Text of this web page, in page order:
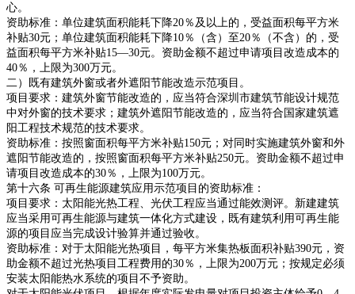
心。
资助标准：单位建筑面积能耗下降20％及以上的，受益面积每平方米
补贴30元；单位建筑面积能耗下降10％（含）至20％（不含）的，受
益面积每平方米补贴15—30元。资助金额不超过申请项目改造成本的
40％，上限为300万元。
二）既有建筑外窗或者外遮阳节能改造示范项目。
项目要求：建筑外窗节能改造的，应当符合深圳市建筑节能设计规范
中对外窗的技术要求；建筑外遮阳节能改造的，应当符合国家建筑遮
阳工程技术规范的技术要求。
资助标准：按照窗面积每平方米补贴150元；对同时实施建筑外窗和外
遮阳节能改造的，按照窗面积每平方米补贴250元。资助金额不超过申
请项目改造成本的30％，上限为100万元。
第十六条 可再生能源建筑应用示范项目的资助标准：
项目要求：太阳能光热工程、光伏工程应当通过能效测评。新建建筑
应当采用可再生能源与建筑一体化方式建设，既有建筑利用可再生能
源的项目应当完成设计验算并通过验收。
资助标准：对于太阳能光热项目，每平方米集热板面积补贴390元，资
助金额不超过光热项目工程费用的30％，上限为200万元；按规定必须
安装太阳能热水系统的项目不予资助。